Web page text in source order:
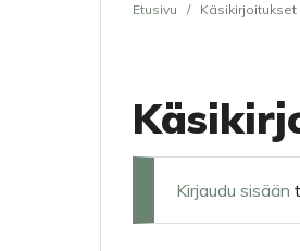
Etusivu / Käsikirjoitukset
Kirjaudu sisään